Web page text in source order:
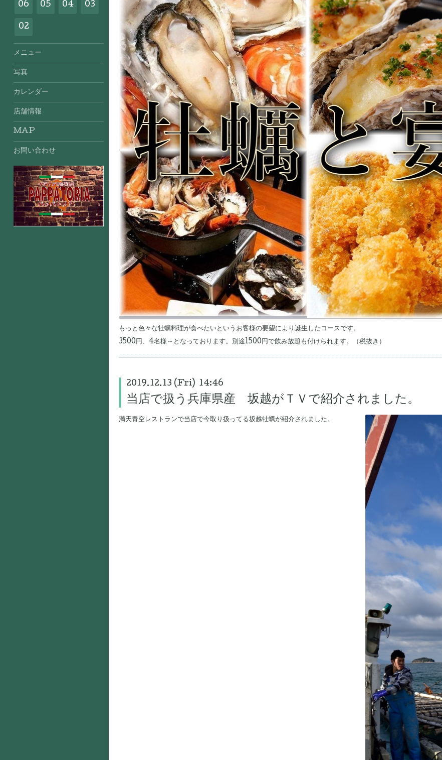
もっと色々な牡蠣料理が食べたいというお客様の要望により誕生したコースです。
3500円、4名様～となっております。別途1500円で飲み放題も付けられます。（税抜き）
2019.12.13 (Fri) 14:46
当店で扱う兵庫県産 坂越がＴＶで紹介されました。
満天青空レストランで当店で今取り扱ってる坂越牡蠣が紹介されました。
06 05 04 03
02
メニュー
写真
カレンダー
店舗情報
MAP
お問い合わせ